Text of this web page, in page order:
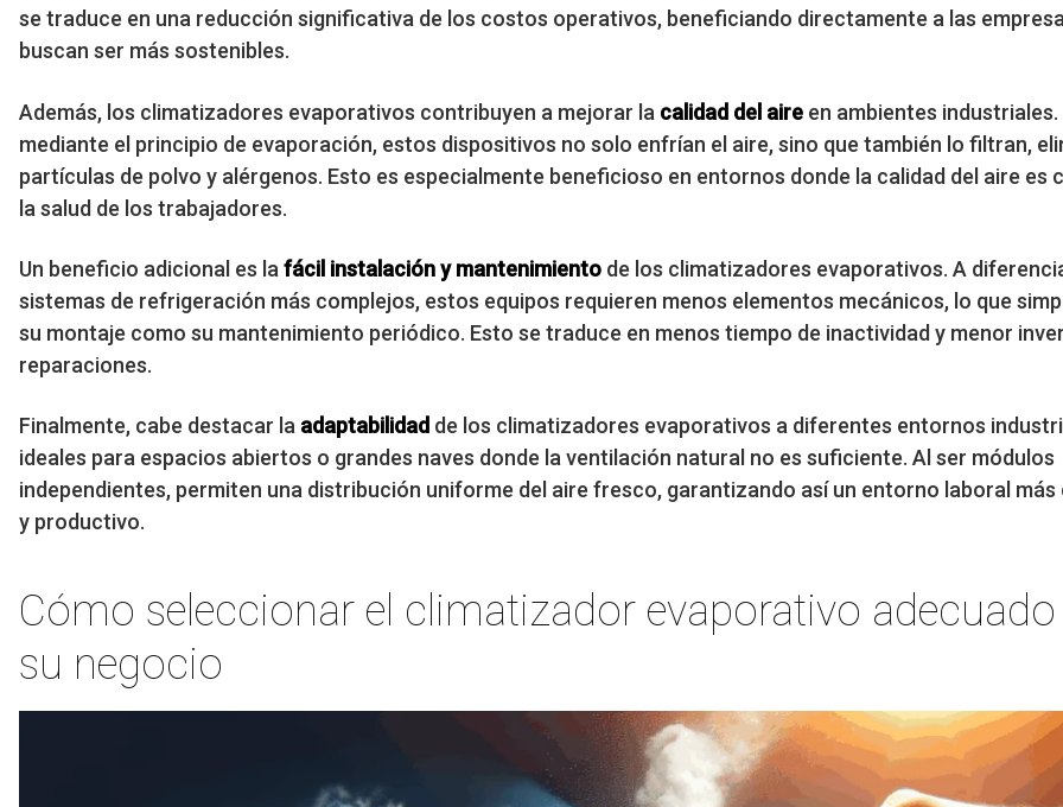
se traduce en una reducción significativa de los costos operativos, beneficiando directamente a las
buscan ser más sostenibles.
Además, los climatizadores evaporativos contribuyen a mejorar la calidad del aire en ambientes
mediante el principio de evaporación, estos dispositivos no solo enfrían el aire, sino que también lo filtran,
partículas de polvo y alérgenos. Esto es especialmente beneficioso en entornos donde la calidad del aire es
la salud de los trabajadores.
Un beneficio adicional es la fácil instalación y mantenimiento de los climatizadores evaporativos. A
sistemas de refrigeración más complejos, estos equipos requieren menos elementos mecánicos, lo que
su montaje como su mantenimiento periódico. Esto se traduce en menos tiempo de inactividad y menor
reparaciones.
Finalmente, cabe destacar la adaptabilidad de los climatizadores evaporativos a diferentes entornos
ideales para espacios abiertos o grandes naves donde la ventilación natural no es suficiente. Al ser módulos
independientes, permiten una distribución uniforme del aire fresco, garantizando así un entorno laboral
y productivo.
Cómo seleccionar el climatizador evaporativo
su negocio